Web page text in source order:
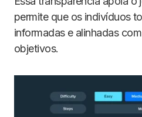
permite que os indivíduos
informadas e alinhadas
objetivos.